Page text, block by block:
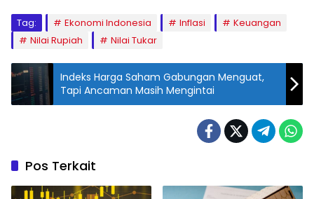
Tag: Ekonomi Indonesia Inflasi
Keuangan
Nilai Rupiah
Nilai Tukar
Indeks Harga Saham Gabungan Menguat,
Tapi Ancaman Masih Mengintai
Pos Terkait